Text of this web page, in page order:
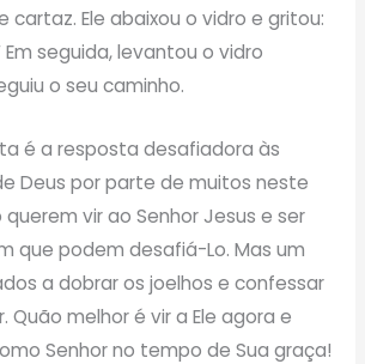
cartaz. Ele abaixou o vidro e gritou:
Em seguida, levantou o vidro
o seu caminho.
é a resposta desafiadora às
Deus por parte de muitos neste
querem vir ao Senhor Jesus e ser
que podem desafiá-Lo. Mas um
a dobrar os joelhos e confessar
Quão melhor é vir a Ele agora e
Senhor no tempo de Sua graça!